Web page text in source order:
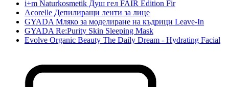
i+m Naturkosmetik Душ гел FAIR Edition Fir
Acorelle Депилиращи ленти за лице
GYADA Мляко за моделиране на къдрици Leave-In
GYADA Re:Purity Skin Sleeping Mask
Evolve Organic Beauty The Daily Dream - Hydrating Facial